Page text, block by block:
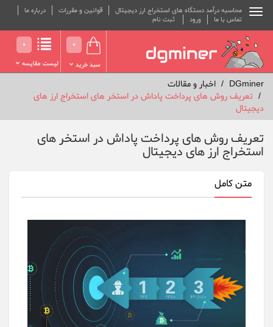
محاسبه درآمد دستگاه های استخراج ارز دیجیتال قوانین و مقررات
درباره ما
تماس با ما
ورود ثبت نام
0
سبد خرید
0
لیست مقایسه
DGminer
اخبار و مقالات
تعریف روش های پرداخت پاداش در استخر های استخراج ارز های
دیجیتال
تعریف روش های پرداخت پاداش در استخر های
استخراج ارز های دیجیتال
متن کامل